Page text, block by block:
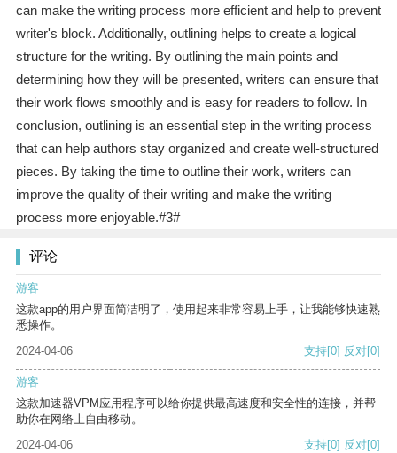
can make the writing process more efficient and help to prevent
writer's block. Additionally, outlining helps to create a logical
structure for the writing. By outlining the main points and
determining how they will be presented, writers can ensure that
their work flows smoothly and is easy for readers to follow. In
conclusion, outlining is an essential step in the writing process
that can help authors stay organized and create well-structured
pieces. By taking the time to outline their work, writers can
improve the quality of their writing and make the writing
process more enjoyable.#3#
评论
游客
这款app的用户界面简洁明了，使用起来非常容易上手，让我能够快速熟
悉操作。
2024-04-06
支持[0] 反对[0]
游客
这款加速器VPM应用程序可以给你提供最高速度和安全性的连接，并帮
助你在网络上自由移动。
2024-04-06
支持[0] 反对[0]